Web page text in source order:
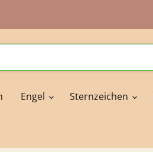
Engel Sternzeichen